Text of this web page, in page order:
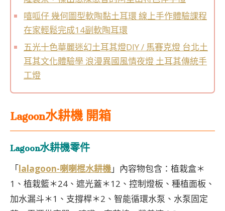
嘻呱仔 幾何圖型軟陶黏土耳環 線上手作體驗課程
在家輕鬆完成14副軟陶耳環
五光十色華麗迷幻土耳其燈DIY / 馬賽克燈 台北土
耳其文化體驗學 浪漫異國風情夜燈 土耳其傳統手
工燈
Lagoon水耕機 開箱
Lagoon水耕機零件
「lalagoon-喇喇棍水耕機」內容物包含：植栽盒＊
1、植栽籃＊24、遮光蓋＊12、控制燈板、種植面板、
加水漏斗＊1、支撐桿＊2、智能循環水泵、水泵固定